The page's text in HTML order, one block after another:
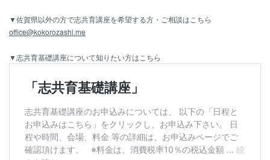
▼佐賀県以外の方で志共育講座を希望する方・ご相談はこちら
office@kokorozashi.me
▼志共育基礎講座について知りたい方はこちら